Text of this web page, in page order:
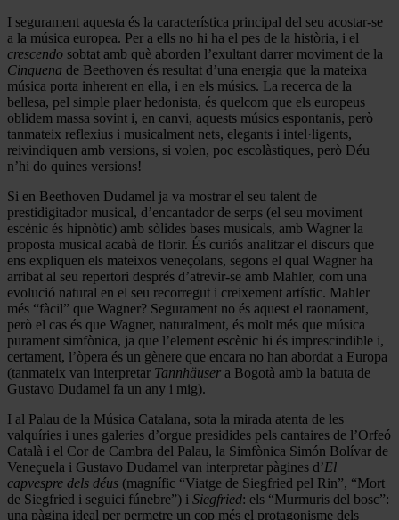
I segurament aquesta és la característica principal del seu acostar-se
a la música europea. Per a ells no hi ha el pes de la història, i el
crescendo sobtat amb què aborden l’exultant darrer moviment de la
Cinquena de Beethoven és resultat d’una energia que la mateixa
música porta inherent en ella, i en els músics. La recerca de la
bellesa, pel simple plaer hedonista, és quelcom que els europeus
oblidem massa sovint i, en canvi, aquests músics espontanis, però
tanmateix reflexius i musicalment nets, elegants i intel·ligents,
reivindiquen amb versions, si volen, poc escolàstiques, però Déu
n’hi do quines versions!
Si en Beethoven Dudamel ja va mostrar el seu talent de
prestidigitador musical, d’encantador de serps (el seu moviment
escènic és hipnòtic) amb sòlides bases musicals, amb Wagner la
proposta musical acabà de florir. És curiós analitzar el discurs que
ens expliquen els mateixos veneçolans, segons el qual Wagner ha
arribat al seu repertori després d’atrevir-se amb Mahler, com una
evolució natural en el seu recorregut i creixement artístic. Mahler
més “fàcil” que Wagner? Segurament no és aquest el raonament,
però el cas és que Wagner, naturalment, és molt més que música
purament simfònica, ja que l’element escènic hi és imprescindible i,
certament, l’òpera és un gènere que encara no han abordat a Europa
(tanmateix van interpretar Tannhäuser a Bogotà amb la batuta de
Gustavo Dudamel fa un any i mig).
I al Palau de la Música Catalana, sota la mirada atenta de les
valquíries i unes galeries d’orgue presidides pels cantaires de l’Orfeó
Català i el Cor de Cambra del Palau, la Simfònica Simón Bolívar de
Veneçuela i Gustavo Dudamel van interpretar pàgines d’El
capvespre dels déus (magnífic “Viatge de Siegfried pel Rin”, “Mort
de Siegfried i seguici fúnebre”) i Siegfried: els “Murmuris del bosc”:
una pàgina ideal per permetre un cop més el protagonisme dels